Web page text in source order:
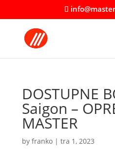
DOSTUPNE
Saigon –
MASTER
by franko| tra 1, 2023